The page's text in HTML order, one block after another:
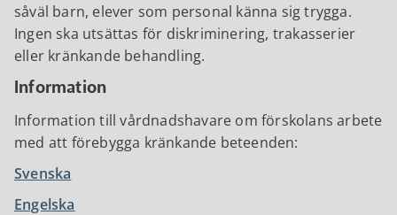
såväl barn, elever som personal känna sig trygga.
Ingen ska utsättas för diskriminering, trakasserier
eller kränkande behandling.
Information
Information till vårdnadshavare om förskolans arbete
med att förebygga kränkande beteenden:
Svenska
Engelska